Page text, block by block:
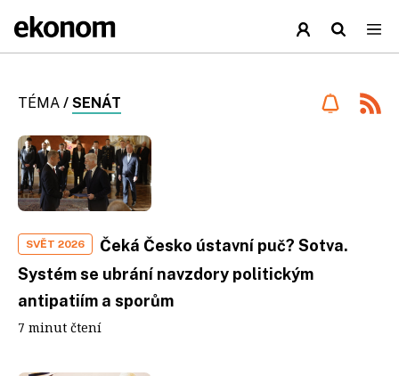
TÉMA / SENÁT
SVĚT 2026
Čeká Česko ústavní puč? Sotva.
Systém se ubrání navzdory politickým
antipatiím a sporům
7 minut čtení